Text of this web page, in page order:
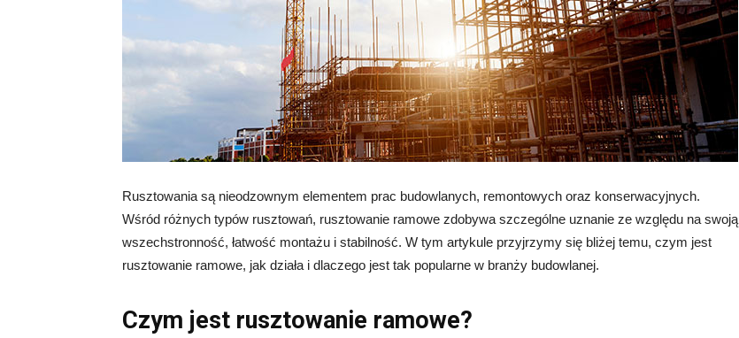
Rusztowania są nieodzownym elementem prac budowlanych, remontowych oraz konserwacyjnych.
Wśród różnych typów rusztowań, rusztowanie ramowe zdobywa szczególne uznanie ze względu na swoją
wszechstronność, łatwość montażu i stabilność. W tym artykule przyjrzymy się bliżej temu, czym jest
rusztowanie ramowe, jak działa i dlaczego jest tak popularne w branży budowlanej.
Czym jest rusztowanie ramowe?